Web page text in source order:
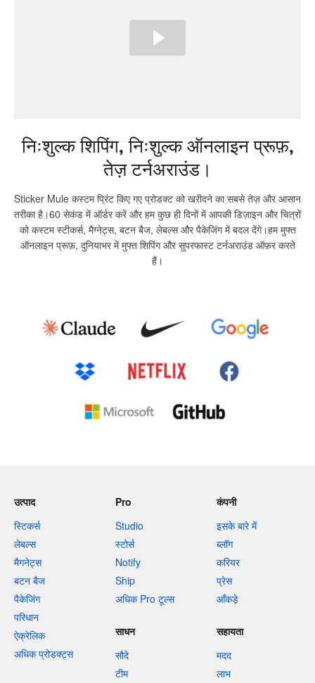
निःशुल्क शिपिंग, निःशुल्क ऑनलाइन प्रूफ़,
तेज़ टर्नअराउंड।
Sticker Mule कस्टम प्रिंट किए गए प्रोडक्ट को खरीदने का सबसे तेज़ और आसान
तरीका है।60 सेकंड में ऑर्डर करें और हम कुछ ही दिनों में आपकी डिज़ाइन और चित्रों
को कस्टम स्टीकर्स, मैग्नेट्स, बटन बैज, लेबल्स और पैकेजिंग में बदल देंगे।हम मुफ्त
ऑनलाइन प्रूफ़, दुनियाभर में मुफ्त शिपिंग और सुपरफास्ट टर्नअराउंड ऑफ़र करते
हैं।
उत्पाद
स्टिकर्स
लेबल्स
मैगनेट्स
बटन बैज
पैकेजिंग
परिधान
ऐक्रेलिक
अधिक प्रोडक्ट्स
Pro
Studio
स्टोर्स
Notify
Ship
अधिक Pro टूल्स
कंपनी
इसके बारे में
ब्लॉग
करियर
प्रेस
आँकड़े
साधन
सौदे
टीम
सहायता
मदद
लाभ